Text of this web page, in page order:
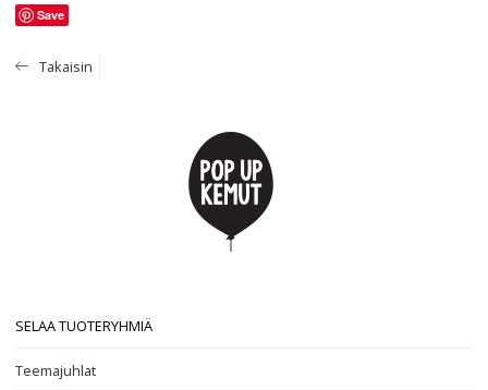
Save
Takaisin
SELAA TUOTERYHMIÄ
Teemajuhlat